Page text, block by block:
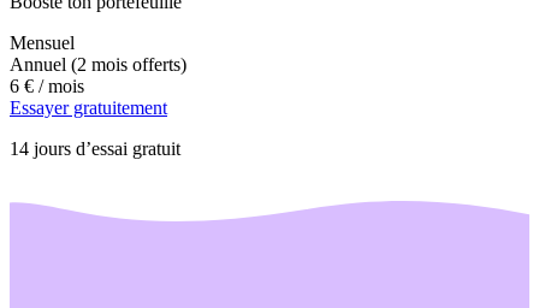
Mensuel
Annuel (2 mois offerts)
6 € / mois
Essayer gratuitement
14 jours d’essai gratuit